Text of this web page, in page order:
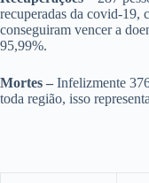
recuperadas da covid-19,
conseguiram vencer a
95,99%.
Mortes – Infelizmente
toda região, isso